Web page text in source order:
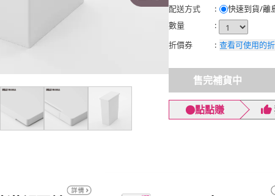
配送方式
: 快速到貨/離
數量
:
折價券
: 查看可使用的
售完補貨中
點點賺